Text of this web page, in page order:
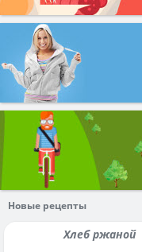
Новые рецепты
Хлеб ржаной